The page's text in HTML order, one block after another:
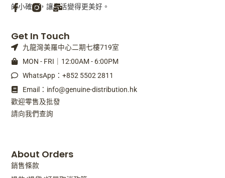
的小確幸，讓生活變得更美好。
F
a
c
e
b
o
o
k
-
f
M
a
i
l
-
b
u
l
k
About Orders
銷售條款
Get In Touch
九龍灣美羅中心二期七樓719室
MON - FRI｜12:00AM - 6:00PM
WhatsApp：+852 5502 2811
Email：info@genuine-distribution.hk
歡迎零售及批發
請向我們查詢